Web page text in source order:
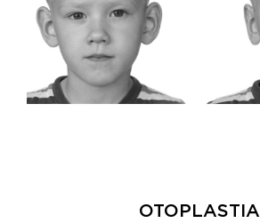
OTOPLASTIA